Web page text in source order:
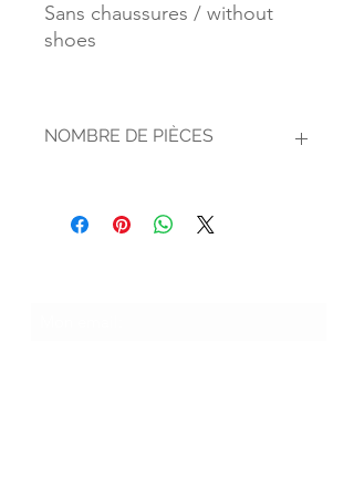
Sans chaussures / without
shoes
NOMBRE DE PIÈCES